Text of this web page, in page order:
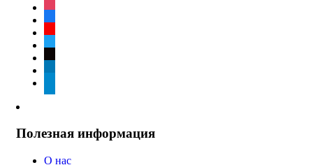
Полезная информация
О нас